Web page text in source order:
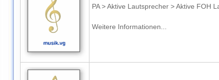
PA > Aktive Lautsprecher > Aktive FOH
Weitere Informationen...